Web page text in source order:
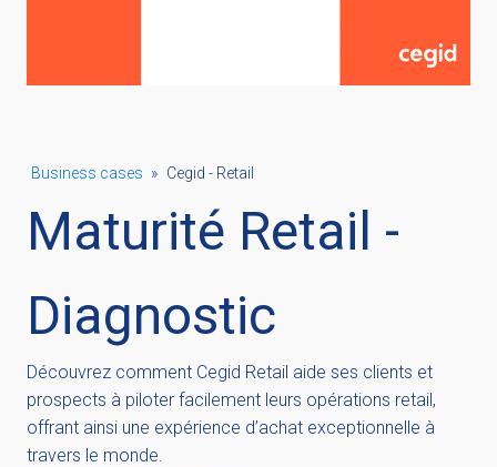
Business cases » Cegid - Retail
Maturité Retail -
Diagnostic
Découvrez comment Cegid Retail aide ses clients et
prospects à piloter facilement leurs opérations retail,
offrant ainsi une expérience d’achat exceptionnelle à
travers le monde.